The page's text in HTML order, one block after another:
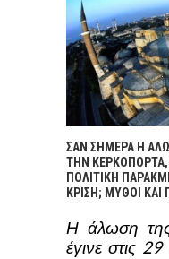
ΣΑΝ ΣΗΜΕΡΑ Η
ΤΗΝ ΚΕΡΚΟΠΟΡΤΑ,
ΠΟΛΙΤΙΚΗ
ΚΡΙΣΗ; ΜΥΘΟΙ ΚΑΙ
Η άλωση
έγινε στις